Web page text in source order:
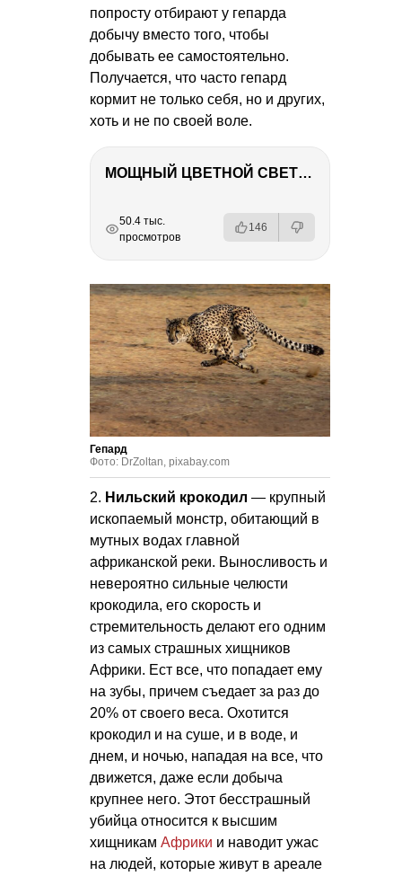
попросту отбирают у гепарда
добычу вместо того, чтобы
добывать ее самостоятельно.
Получается, что часто гепард
кормит не только себя, но и других,
хоть и не по своей воле.
МОЩНЫЙ ЦВЕТНОЙ СВЕТ – NANLITE FC-500C
РЕКЛАМА
РЕКЛАМА
РЕКЛАМА
РЕКЛАМА
РЕКЛАМА
50.4 тыс.
просмотров
146
Гепард
Фото: DrZoltan, pixabay.com
2. Нильский крокодил — крупный
ископаемый монстр, обитающий в
мутных водах главной
африканской реки. Выносливость и
невероятно сильные челюсти
крокодила, его скорость и
стремительность делают его одним
из самых страшных хищников
Африки. Ест все, что попадает ему
на зубы, причем съедает за раз до
20% от своего веса. Охотится
крокодил и на суше, и в воде, и
днем, и ночью, нападая на все, что
движется, даже если добыча
крупнее него. Этот бесстрашный
убийца относится к высшим
хищникам Африки и наводит ужас
на людей, которые живут в ареале